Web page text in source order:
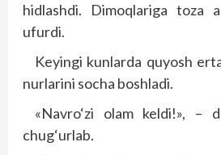
hidlashdi. Dimoqlariga toza
ufurdi.
Keyingi kunlarda quyosh
nurlarini socha boshladi.
«Navro‘zi olam keldi!», –
chug‘urlab.